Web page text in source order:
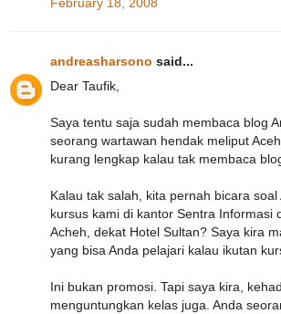
andreasharsono said...
Dear Taufik,
Saya tentu saja sudah membaca blog
seorang wartawan hendak meliput
kurang lengkap kalau tak membaca
Kalau tak salah, kita pernah bicara soal
kursus kami di kantor Sentra Informasi
Acheh, dekat Hotel Sultan? Saya kira
yang bisa Anda pelajari kalau ikutan
Ini bukan promosi. Tapi saya kira,
menguntungkan kelas juga. Anda